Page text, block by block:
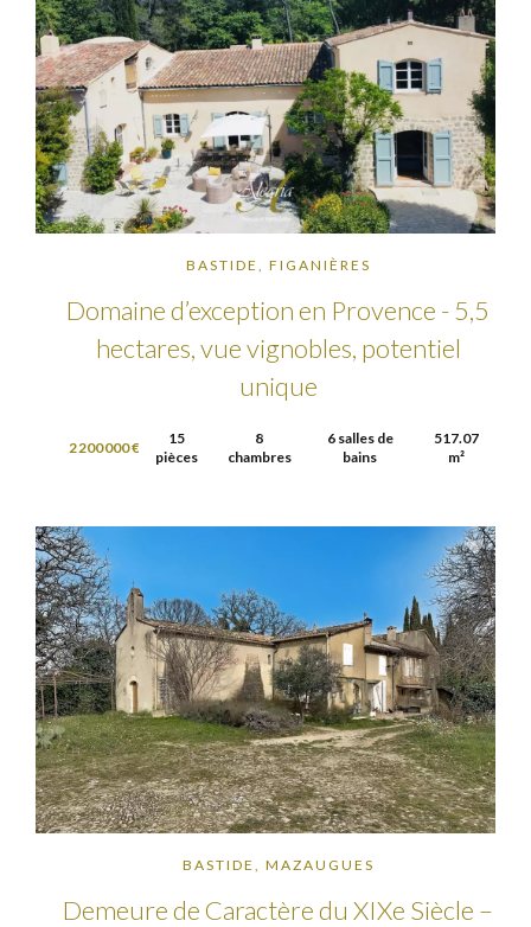
BASTIDE, FIGANIÈRES
Domaine d’exception en Provence - 5,5
hectares, vue vignobles, potentiel
unique
2 200 000 €
15
pièces
8
chambres
6 salles de
bains
517.07
m²
BASTIDE, MAZAUGUES
Demeure de Caractère du XIXe Siècle –